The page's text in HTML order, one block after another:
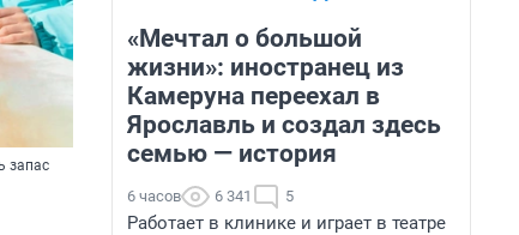
запас
«Мечтал о большой
жизни»: иностранец из
Камеруна переехал в
Ярославль и создал здесь
семью — история
6 часов 6 341 5
Работает в клинике и играет в театре